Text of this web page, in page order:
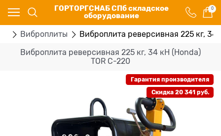
ГОРТОРГСНАБ СПб складское
оборудование
0
Виброплиты Виброплита реверсивная 225 кг, 34
Виброплита реверсивная 225 кг, 34 кН (Honda)
TOR C-220
Гарантия производителя
Скидка 20 341 руб.